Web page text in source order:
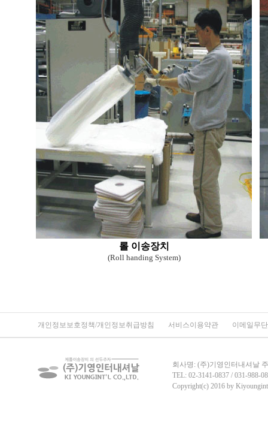
롤 이송장치
(Roll handing System)
개인정보보호정책/개인정보취급방침 서비스이용약관 이메일무
회사명: (주)기영인터내셔날
TEL: 02-3141-0837 / 031-988-
Copyright(c) 2016 by